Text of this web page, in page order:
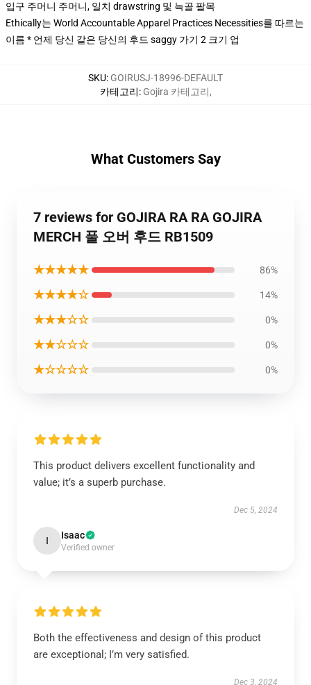
입구 주머니 주머니, 일치 drawstring 및 늑골 팔목
Ethically는 World Accountable Apparel Practices Necessities를 따르는
이름 * 언제 당신 같은 당신의 후드 saggy 가기 2 크기 업
SKU: GOIRUSJ-18996-DEFAULT
카테고리: Gojira 카테고리,
What Customers Say
7 reviews for GOJIRA RA RA GOJIRA
MERCH 풀 오버 후드 RB1509
★★★★★ 86%
★★★★☆ 14%
★★★☆☆ 0%
★★☆☆☆ 0%
★☆☆☆☆ 0%
This product delivers excellent functionality and
value; it’s a superb purchase.
Dec 5, 2024
I Isaac
Verified owner
Both the effectiveness and design of this product
are exceptional; I’m very satisfied.
Dec 3, 2024